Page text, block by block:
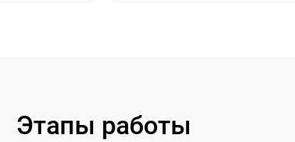
Этапы работы